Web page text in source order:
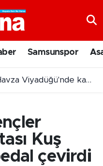
Samsunspor
kamyona çarptı
Kuş
çevirdi
ve Fikstür